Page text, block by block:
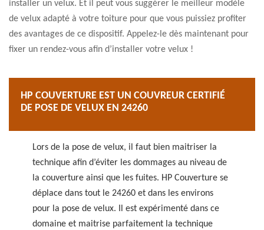
installer un velux. Et il peut vous suggérer le meilleur modèle
de velux adapté à votre toiture pour que vous puissiez profiter
des avantages de ce dispositif. Appelez-le dès maintenant pour
fixer un rendez-vous afin d’installer votre velux !
HP COUVERTURE EST UN COUVREUR CERTIFIÉ
DE POSE DE VELUX EN 24260
Lors de la pose de velux, il faut bien maitriser la
technique afin d’éviter les dommages au niveau de
la couverture ainsi que les fuites. HP Couverture se
déplace dans tout le 24260 et dans les environs
pour la pose de velux. Il est expérimenté dans ce
domaine et maitrise parfaitement la technique